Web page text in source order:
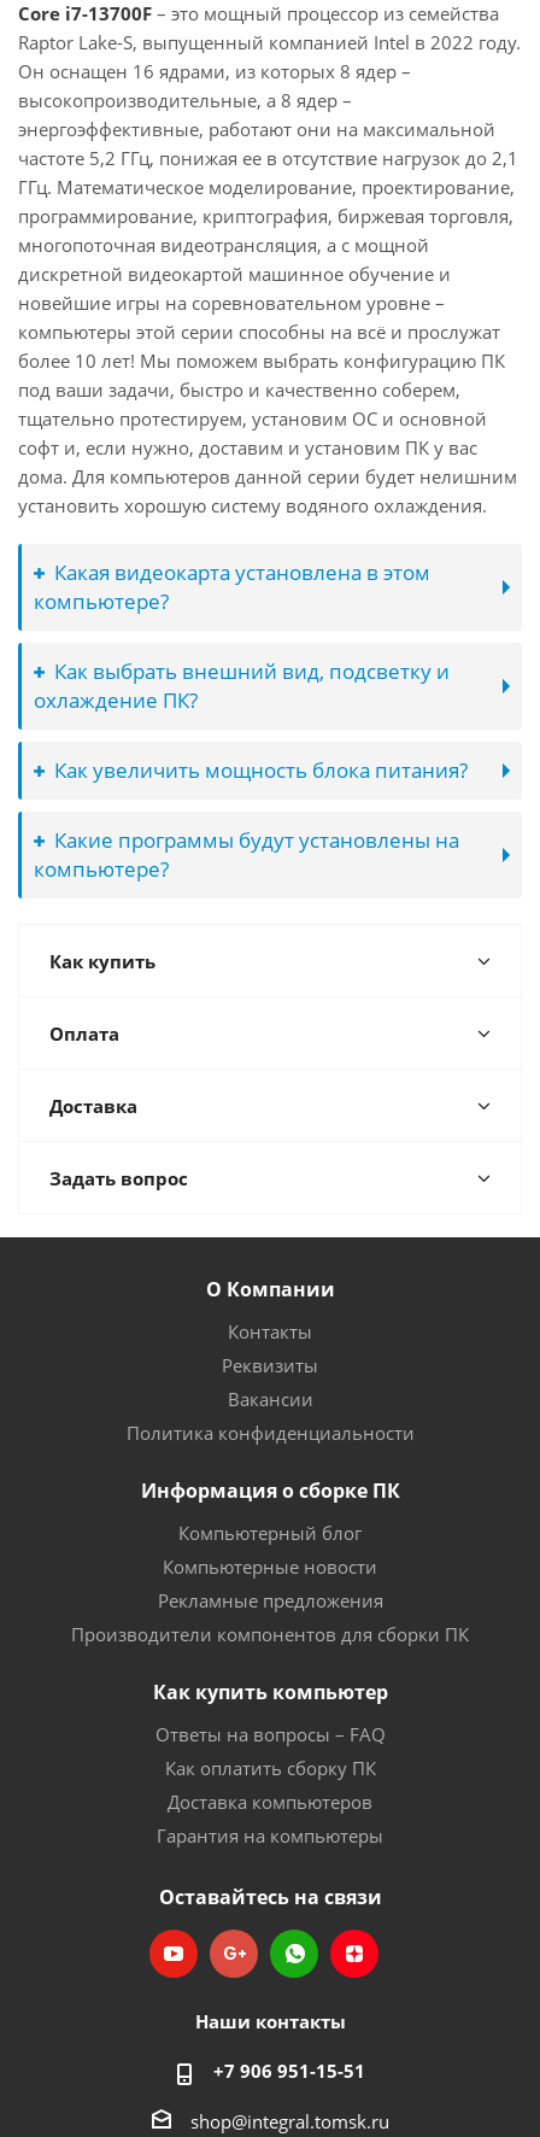
Core i7-13700F – это мощный процессор из семейства
Raptor Lake-S, выпущенный компанией Intel в 2022 году.
Он оснащен 16 ядрами, из которых 8 ядер –
высокопроизводительные, а 8 ядер –
энергоэффективные, работают они на максимальной
частоте 5,2 ГГц, понижая ее в отсутствие нагрузок до 2,1
ГГц. Математическое моделирование, проектирование,
программирование, криптография, биржевая торговля,
многопоточная видеотрансляция, а с мощной
дискретной видеокартой машинное обучение и
новейшие игры на соревновательном уровне –
компьютеры этой серии способны на всё и прослужат
более 10 лет! Мы поможем выбрать конфигурацию ПК
под ваши задачи, быстро и качественно соберем,
тщательно протестируем, установим ОС и основной
софт и, если нужно, доставим и установим ПК у вас
дома. Для компьютеров данной серии будет нелишним
установить хорошую систему водяного охлаждения.
Какая видеокарта установлена в этом
компьютере?
Как выбрать внешний вид, подсветку и
охлаждение ПК?
Как увеличить мощность блока питания?
Какие программы будут установлены на
компьютере?
Как купить
Оплата
Доставка
Задать вопрос
О Компании
Контакты
Реквизиты
Вакансии
Политика конфиденциальности
Информация о сборке ПК
Компьютерный блог
Компьютерные новости
Рекламные предложения
Производители компонентов для сборки ПК
Как купить компьютер
Ответы на вопросы – FAQ
Как оплатить сборку ПК
Доставка компьютеров
Гарантия на компьютеры
Оставайтесь на связи
Наши контакты
+7 906 951-15-51
shop@integral.tomsk.ru